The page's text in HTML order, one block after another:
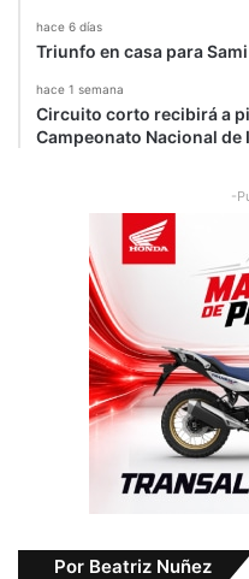
hace 6 días
Triunfo en casa para
hace 1 semana
Circuito corto recibirá a
Campeonato Nacional de
-
Por Beatriz Nuñez